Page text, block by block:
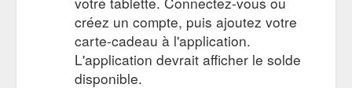
créez un compte, puis ajoutez votre
carte-cadeau à l'application.
L'application devrait afficher le solde
disponible.